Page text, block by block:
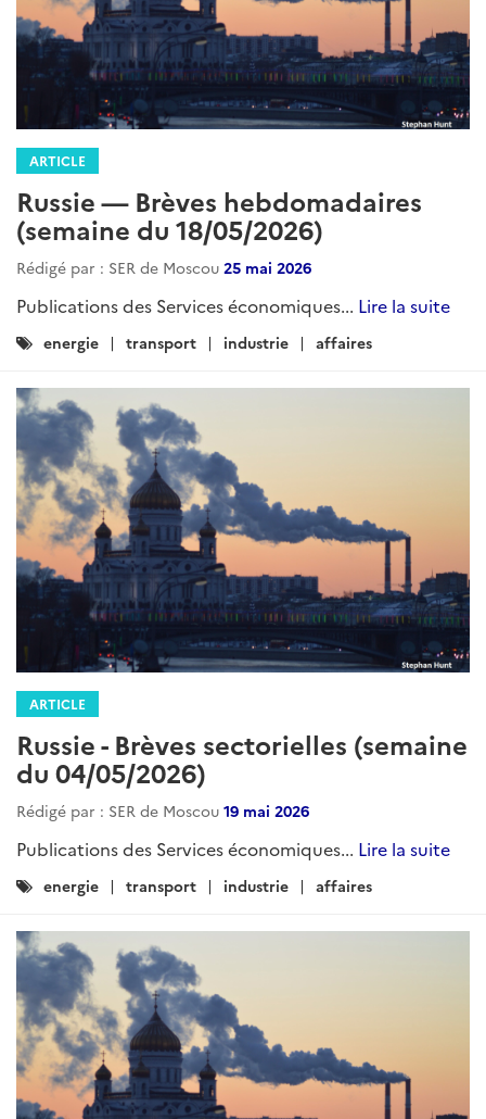
ARTICLE
Russie — Brèves hebdomadaires
(semaine du 18/05/2026)
Rédigé par : SER de Moscou 25 mai 2026
Publications des Services économiques... Lire la suite
Catégories
energie transport industrie affaires
ARTICLE
Russie - Brèves sectorielles (semaine
du 04/05/2026)
Rédigé par : SER de Moscou 19 mai 2026
Publications des Services économiques... Lire la suite
Catégories
energie transport industrie affaires